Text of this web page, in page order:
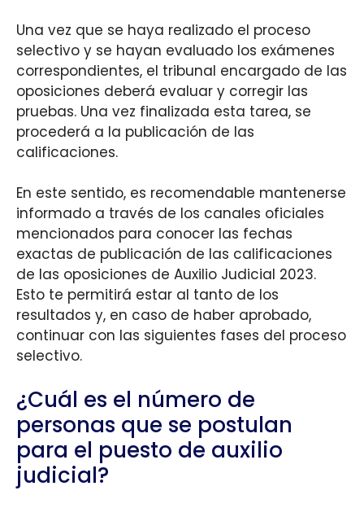
Una vez que se haya realizado el proceso
selectivo y se hayan evaluado los exámenes
correspondientes, el tribunal encargado de las
oposiciones deberá evaluar y corregir las
pruebas. Una vez finalizada esta tarea, se
procederá a la publicación de las
calificaciones.
En este sentido, es recomendable mantenerse
informado a través de los canales oficiales
mencionados para conocer las fechas
exactas de publicación de las calificaciones
de las oposiciones de Auxilio Judicial 2023.
Esto te permitirá estar al tanto de los
resultados y, en caso de haber aprobado,
continuar con las siguientes fases del proceso
selectivo.
¿Cuál es el número de
personas que se postulan
para el puesto de auxilio
judicial?